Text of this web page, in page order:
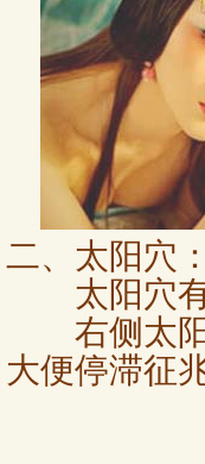
二、太阳穴
太阳穴有
右侧太阳
大便停滞征